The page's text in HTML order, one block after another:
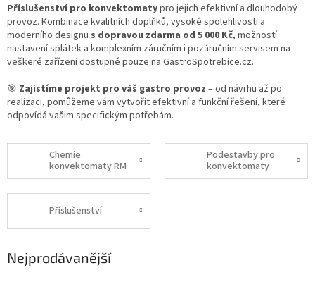
Příslušenství pro konvektomatypro jejich efektivní a dlouhodobý
provoz. Kombinace kvalitních doplňků, vysoké spolehlivosti a
moderního designu s dopravou zdarma od 5 000 Kč, možností
nastavení splátek a komplexním záručním i pozáručním servisem na
veškeré zařízení dostupné pouze na GastroSpotrebice.cz.
🎯 Zajistíme projekt pro váš gastro provoz – od návrhu až po
realizaci, pomůžeme vám vytvořit efektivní a funkční řešení, které
odpovídá vašim specifickým potřebám.
Chemie
konvektomaty RM
Podestavby pro
konvektomaty
Příslušenství
Nejprodávanější